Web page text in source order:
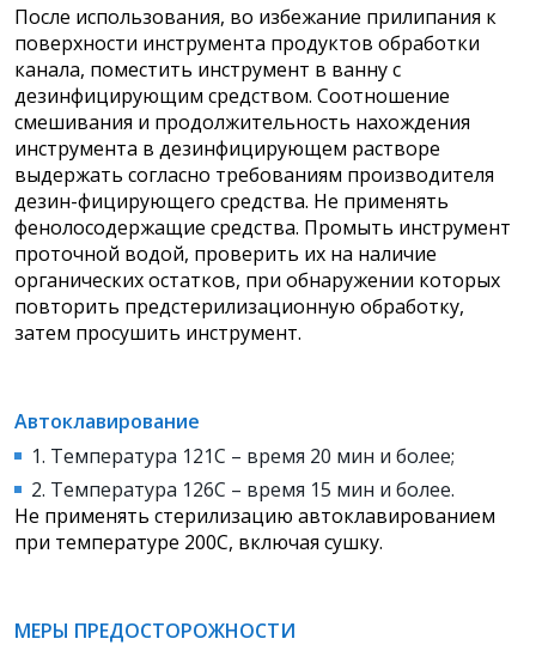
После использования, во избежание прилипания к
поверхности инструмента продуктов обработки
канала, поместить инструмент в ванну с
дезинфицирующим средством. Соотношение
смешивания и продолжительность нахождения
инструмента в дезинфицирующем растворе
выдержать согласно требованиям производителя
дезин-фицирующего средства. Не применять
фенолосодержащие средства. Промыть инструмент
проточной водой, проверить их на наличие
органических остатков, при обнаружении которых
повторить предстерилизационную обработку,
затем просушить инструмент.
Автоклавирование
1. Температура 121С – время 20 мин и более;
2. Температура 126С – время 15 мин и более.
Не применять стерилизацию автоклавированием
при температуре 200С, включая сушку.
МЕРЫ ПРЕДОСТОРОЖНОСТИ